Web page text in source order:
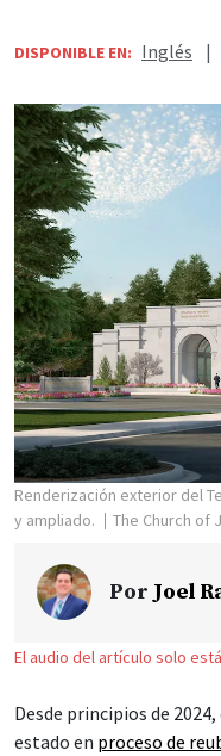
DISPONIBLE EN: Inglés |
Renderización exterior del
y ampliado.
The Church of
Por Joel
El audio del artículo solo
Desde principios de 2024,
estado en proceso de